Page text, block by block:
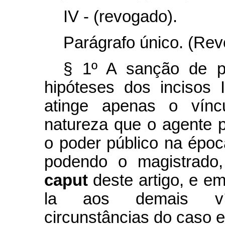
IV - (revogado).
Parágrafo único.
§ 1º A sanção de
hipóteses dos
atinge apenas o
natureza que o agente
o poder público na
podendo o
caput deste artigo, e
la aos demais
circunstâncias do caso